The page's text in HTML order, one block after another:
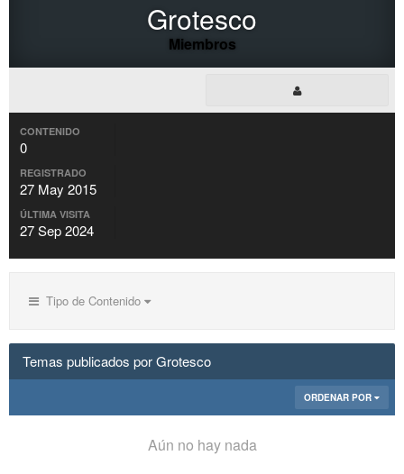
Grotesco
Miembros
CONTENIDO
0
REGISTRADO
27 May 2015
ÚLTIMA VISITA
27 Sep 2024
Tipo de Contenido
Temas publicados por Grotesco
ORDENAR POR
Aún no hay nada